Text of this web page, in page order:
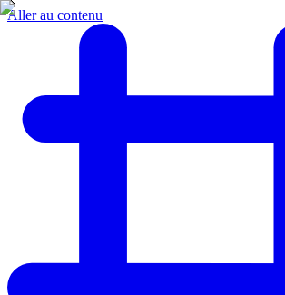
Aller au contenu